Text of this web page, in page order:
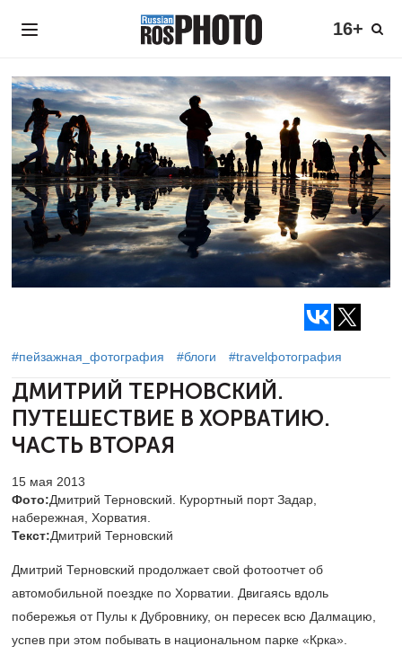
16+
#пейзажная_фотография #блоги #travelфотография
ДМИТРИЙ ТЕРНОВСКИЙ.
ПУТЕШЕСТВИЕ В ХОРВАТИЮ.
ЧАСТЬ ВТОРАЯ
15 мая 2013
Фото:Дмитрий Терновский. Курортный порт Задар,
набережная, Хорватия.
Текст:Дмитрий Терновский
Дмитрий Терновский продолжает свой фотоотчет об
автомобильной поездке по Хорватии. Двигаясь вдоль
побережья от Пулы к Дубровнику, он пересек всю Далмацию,
успев при этом побывать в национальном парке «Крка».